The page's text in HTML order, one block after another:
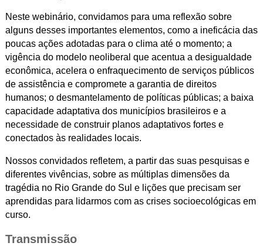
Neste webinário, convidamos para uma reflexão sobre
alguns desses importantes elementos, como a ineficácia das
poucas ações adotadas para o clima até o momento; a
vigência do modelo neoliberal que acentua a desigualdade
econômica, acelera o enfraquecimento de serviços públicos
de assistência e compromete a garantia de direitos
humanos; o desmantelamento de políticas públicas; a baixa
capacidade adaptativa dos municípios brasileiros e a
necessidade de construir planos adaptativos fortes e
conectados às realidades locais.
Nossos convidados refletem, a partir das suas pesquisas e
diferentes vivências, sobre as múltiplas dimensões da
tragédia no Rio Grande do Sul e lições que precisam ser
aprendidas para lidarmos com as crises socioecológicas em
curso.
Transmissão